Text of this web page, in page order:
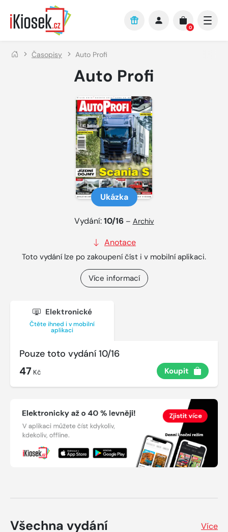
Přejít na hlavní obsah
0
Časopisy Auto Profi
Auto Profi
Ukázka
Vydání:10/16 – Archiv
Anotace
Toto vydání lze po zakoupení číst i v mobilní aplikaci.
Více informací
Elektronické
Čtěte ihned i v mobilní
aplikaci
Pouze toto vydání 10/16
47 Kč Koupit
Všechna vydání Více